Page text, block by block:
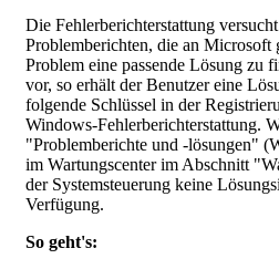
Die Fehlerberichterstattung
Problemberichten, die an Microsoft
Problem eine passende Lösung zu
vor, so erhält der Benutzer eine
folgende Schlüssel in der
Windows-Fehlerberichterstattung.
"Problemberichte und -lösungen"
im Wartungscenter im Abschnitt
der Systemsteuerung keine
Verfügung.
So geht's: